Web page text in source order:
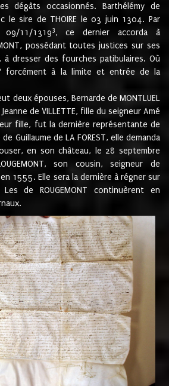
dégâts occasionnés. Barthélémy de
le sire de THOIRE le 03 juin 1304. Par
11/13193, ce dernier accorda à
possédant toutes justices sur ses
dresser des fourches patibulaires. Où
forcément à la limite et entrée de la
deux épouses, Bernarde de MONTLUEL
de VILLETTE, fille du seigneur Amé
fille, fut la dernière représentante de
Guillaume de LA FOREST, elle demanda
en son château, le 28 septembre
son cousin, seigneur de
1555. Elle sera la dernière à régner sur
de ROUGEMONT continuèrent en